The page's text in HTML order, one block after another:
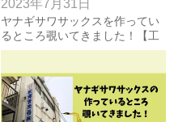
2023年7月31日
ヤナギサワサックスを作ってい
るところ覗いてきました！【工
場見学】